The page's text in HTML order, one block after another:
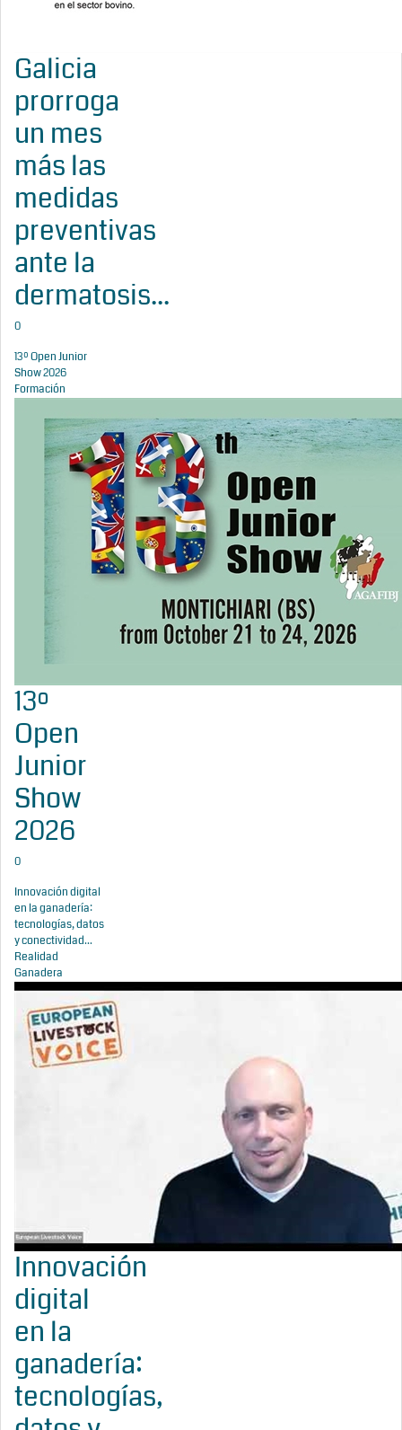
Galicia
prorroga
un mes
más las
medidas
preventivas
ante la
dermatosis...
0
13º Open Junior
Show 2026
Formación
13º
Open
Junior
Show
2026
0
Innovación digital
en la ganadería:
tecnologías, datos
y conectividad...
Realidad
Ganadera
Innovación
digital
en la
ganadería:
tecnologías,